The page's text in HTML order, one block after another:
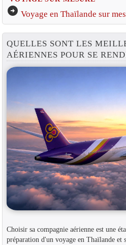
arrow_circle_right Voyage en Thaïlande sur
QUELLES SONT LES
AÉRIENNES POUR SE
Choisir sa compagnie aérienne est une
préparation d'un voyage en Thaïlande et